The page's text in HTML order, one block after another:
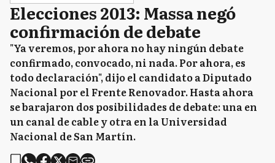
Elecciones 2013: Massa negó
confirmación de debate
"Ya veremos, por ahora no hay ningún debate
confirmado, convocado, ni nada. Por ahora, es
todo declaración", dijo el candidato a Diputado
Nacional por el Frente Renovador. Hasta ahora
se barajaron dos posibilidades de debate: una en
un canal de cable y otra en la Universidad
Nacional de San Martín.